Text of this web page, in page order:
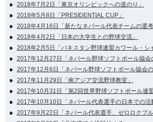
2018年7月2日「東京オリンピックへの道のり」
2018年5月8日「PRESIDENTIAL CUP」
2018年4月16日「新たなネパール代表チームの選考
2018年4月2日「日本の大学生との野球交流」
2018年2月5日「パキスタン野球連盟カワール・シ
2017年12月27日「ネパール野球ソフトボール協会
2017年12月6日「ネパール野球ソフトボール協会の
2017年11月29日「南アジア交流野球教室」
2017年10月31日「第2回世界野球ソフトボール連盟
2017年10月10日「ネパール代表選手の日本での活
2017年9月22日「ネパール代表選手、ゼロロクブル